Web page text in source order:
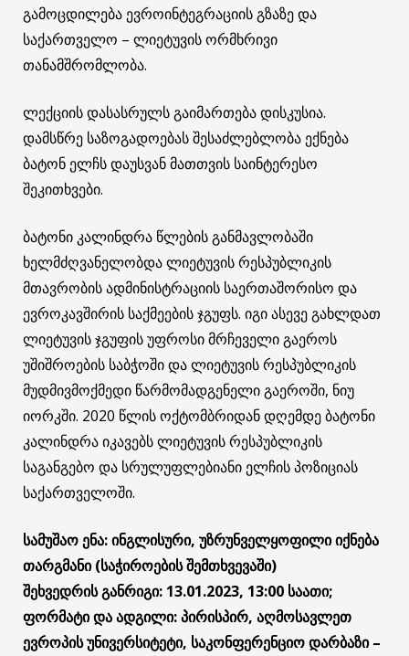
გამოცდილება ევროინტეგრაციის გზაზე და
საქართველო – ლიეტუვის ორმხრივი
თანამშრომლობა.
ლექციის დასასრულს გაიმართება დისკუსია.
დამსწრე საზოგადოებას შესაძლებლობა ექნება
ბატონ ელჩს დაუსვან მათთვის საინტერესო
შეკითხვები.
ბატონი კალინდრა წლების განმავლობაში
ხელმძღვანელობდა ლიეტუვის რესპუბლიკის
მთავრობის ადმინისტრაციის საერთაშორისო და
ევროკავშირის საქმეების ჯგუფს. იგი ასევე გახლდათ
ლიეტუვის ჯგუფის უფროსი მრჩეველი გაეროს
უშიშროების საბჭოში და ლიეტუვის რესპუბლიკის
მუდმივმოქმედი წარმომადგენელი გაეროში, ნიუ
იორკში. 2020 წლის ოქტომბრიდან დღემდე ბატონი
კალინდრა იკავებს ლიეტუვის რესპუბლიკის
საგანგებო და სრულუფლებიანი ელჩის პოზიციას
საქართველოში.
სამუშაო ენა: ინგლისური, უზრუნველყოფილი იქნება
თარგმანი (საჭიროების შემთხვევაში)
შეხვედრის განრიგი: 13.01.2023, 13:00 საათი;
ფორმატი და ადგილი: პირისპირ, აღმოსავლეთ
ევროპის უნივერსიტეტი, საკონფერენციო დარბაზი –